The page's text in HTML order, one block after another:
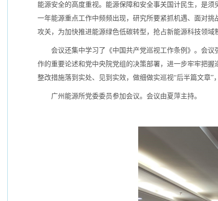
能源安全的高度重视。能源保障和安全事关国计民生，是须
一年能源重点工作中频频出现，研究所要紧抓机遇、面对
攻关，为加快推进能源绿色低碳转型，抢占新能源科技领域
会议还集中学习了《中国共产党巡视工作条例》。会
作的重要论述和党中央院党组的决策部署，进一步牢牢把
整改措施落到实处、见到实效，做细做实巡视“后半篇文章
广州能源所党委委员参加会议。会议由夏萍主持。